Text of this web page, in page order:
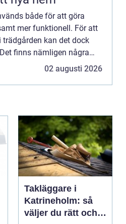
både för att göra
mer funktionell. För att
kan det dock
finns nämligen några
till när man ska belysa
02 augusti 2026
Takläggare i
Katrineholm: så
väljer du rätt och